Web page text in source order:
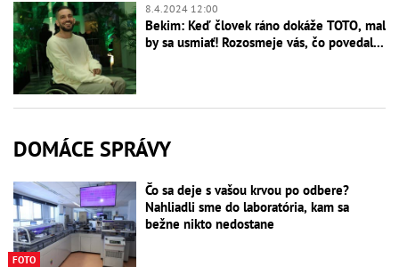
8.4.2024 12:00
Bekim: Keď človek ráno dokáže TOTO, mal
by sa usmiať! Rozosmeje vás, čo povedal...
DOMÁCE SPRÁVY
FOTO
Čo sa deje s vašou krvou po odbere?
Nahliadli sme do laboratória, kam sa
bežne nikto nedostane